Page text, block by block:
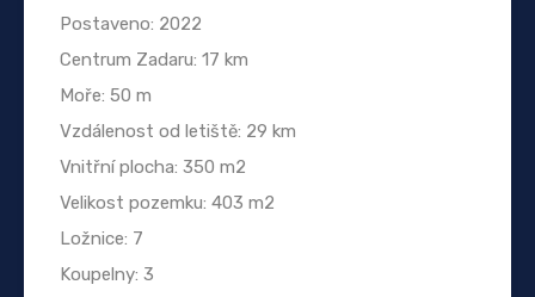
Postaveno: 2022
Centrum Zadaru: 17 km
Moře: 50 m
Vzdálenost od letiště: 29 km
Vnitřní plocha: 350 m2
Velikost pozemku: 403 m2
Ložnice: 7
Koupelny: 3